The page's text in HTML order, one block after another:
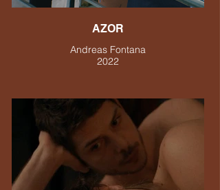
AZOR
Andreas Fontana
2022